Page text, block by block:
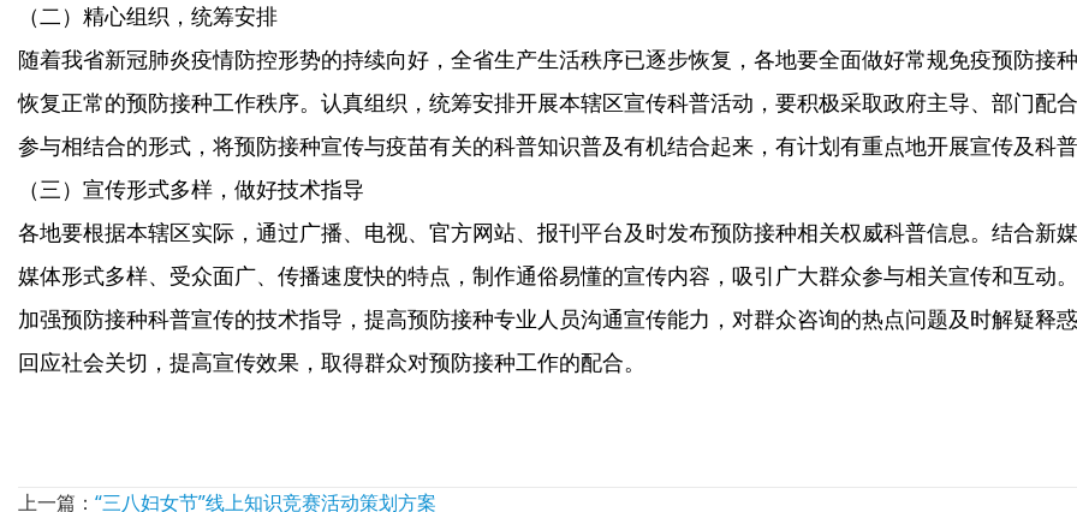
（二）精心组织，统筹安排
随着我省新冠肺炎疫情防控形势的持续向好，全省生产生活秩序已逐步恢复，各地要全面做好常规免疫预防接种
恢复正常的预防接种工作秩序。认真组织，统筹安排开展本辖区宣传科普活动，要积极采取政府主导、部门配
参与相结合的形式，将预防接种宣传与疫苗有关的科普知识普及有机结合起来，有计划有重点地开展宣传及科普
（三）宣传形式多样，做好技术指导
各地要根据本辖区实际，通过广播、电视、官方网站、报刊平台及时发布预防接种相关权威科普信息。结合新
媒体形式多样、受众面广、传播速度快的特点，制作通俗易懂的宣传内容，吸引广大群众参与相关宣传和互动
加强预防接种科普宣传的技术指导，提高预防接种专业人员沟通宣传能力，对群众咨询的热点问题及时解疑释
回应社会关切，提高宣传效果，取得群众对预防接种工作的配合。
上一篇： “三八妇女节”线上知识竞赛活动策划方案